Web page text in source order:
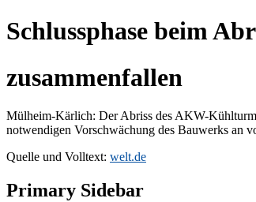
Schlussphase beim
zusammenfallen
Mülheim-Kärlich: Der Abriss des AKW-
notwendigen Vorschwächung des Bauwerks an
Quelle und Volltext: welt.de
Primary Sidebar